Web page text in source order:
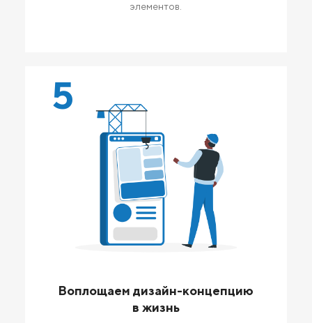
элементов.
5
Воплощаем дизайн-концепцию
в жизнь